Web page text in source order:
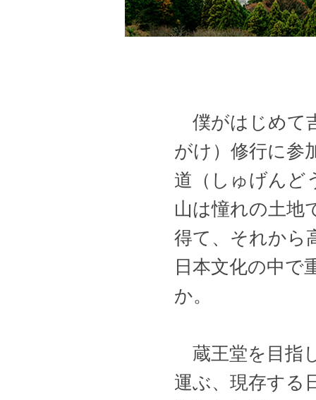
僕がはじめて
がけ）修行に参
道（しゅげんど
山は憧れの土地
得て、それから
日本文化の中で
か。
蔵王堂を目指
運ぶ、現存する